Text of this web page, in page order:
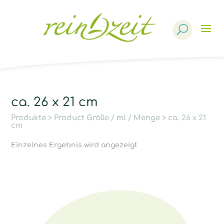
ca. 26 x 21 cm
Produkte > Product Größe / ml / Menge > ca. 26 x 21
cm
Einzelnes Ergebnis wird angezeigt